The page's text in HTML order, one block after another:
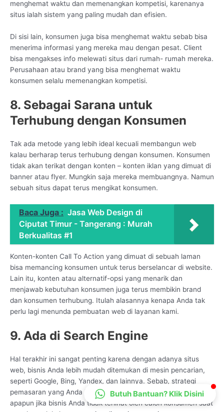
menghemat waktu dan memenangkan kompetisi, karenanya
situs ialah sistem yang paling mudah dan efisien.
Di sisi lain, konsumen juga bisa menghemat waktu sebab bisa
menerima informasi yang mereka mau dengan pesat. Client
bisa mengakses info melewati situs dari rumah- rumah mereka.
Perusahaan atau brand yang bisa menghemat waktu
konsumen selalu memenangkan kompetisi.
8. Sebagai Sarana untuk
Terhubung dengan Konsumen
Tak ada metode yang lebih ideal kecuali membangun web
kalau berharap terus terhubung dengan konsumen. Konsumen
tidak akan terikat dengan konten – konten iklan yang dimuat di
banner atau flyer. Mungkin saja mereka membuangnya. Namun
sebuah situs dapat terus mengikat konsumen.
Baca Juga : Jasa Web Design di
Ciputat Timur - Tangerang : Murah
Berkualitas #1
Konten-konten Call To Action yang dimuat di sebuah laman
bisa memancing konsumen untuk terus berselancar di website.
Lain itu, konten atau alternatif-opsi yang menarik dan
menjawab kebutuhan konsumen juga terus membikin brand
dan konsumen terhubung. Itulah alasannya kenapa Anda tak
perlu lagi menunda pembuatan web di layanan kami.
9. Ada di Search Engine
Hal terakhir ini sangat penting karena dengan adanya situs
web, bisnis Anda lebih mudah ditemukan di mesin pencarian,
seperti Google, Bing, Yandex, dan lainnya. Sebab, strategi
pemasaran yang Anda jalankan tidak akan membawa hasil
apapun jika bisnis Anda tidak terlihat oleh calon konsumen saat
Online
Butuh Bantuan? Klik Disini